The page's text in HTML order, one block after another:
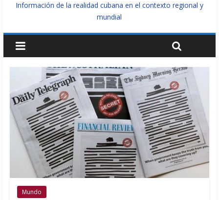
Información de la realidad cubana en el contexto regional y
mundial
Mundo